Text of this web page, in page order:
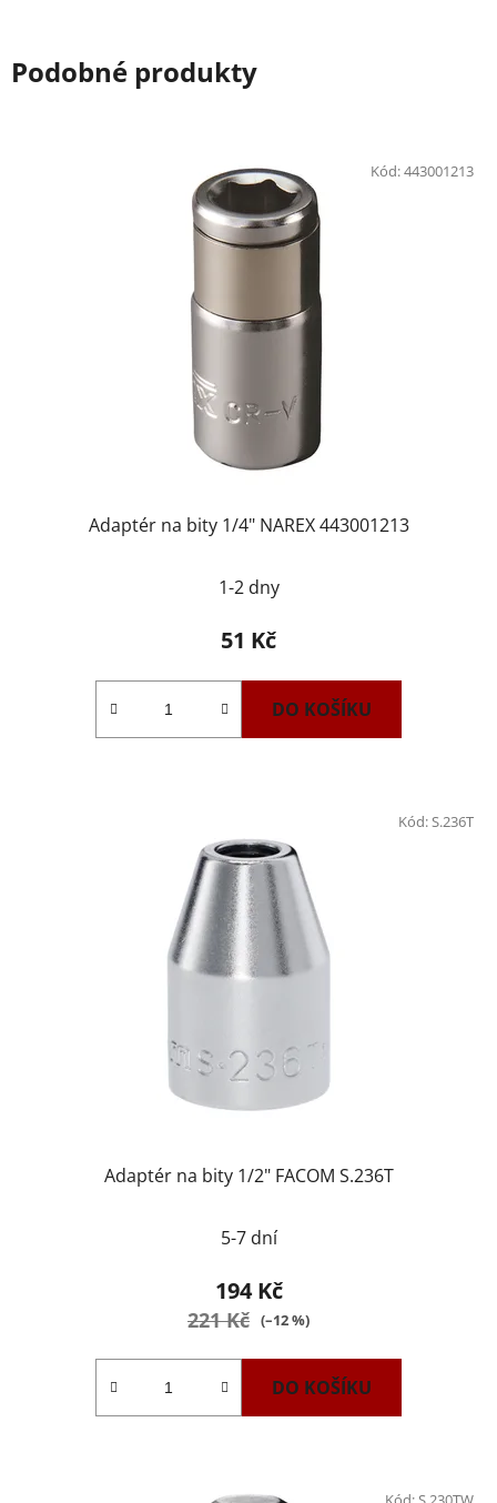
Podobné produkty
Adaptér na bity 1/4" NAREX 443001213
1-2 dny
51 Kč
DO KOŠÍKU
Kód:443001213
Adaptér na bity 1/2" FACOM S.236T
5-7 dní
194 Kč
221 Kč (–12 %)
DO KOŠÍKU
Kód: S.236T